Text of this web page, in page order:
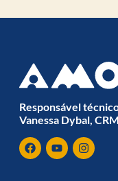
Responsável
Vanessa Dybal,